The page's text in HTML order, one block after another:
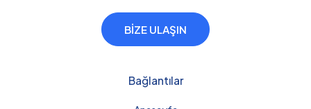
BİZE ULAŞIN
Bağlantılar